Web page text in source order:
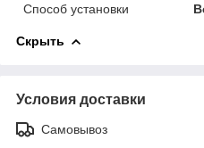
Способ установки
Скрыть
Условия доставки
Самовывоз